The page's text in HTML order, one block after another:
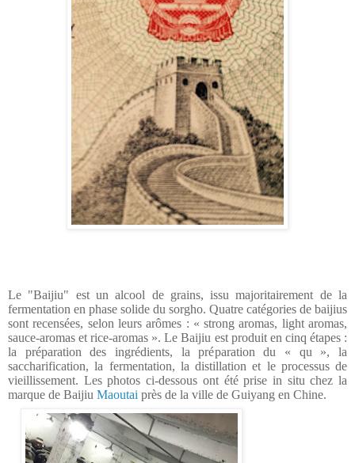
Le "Baijiu" est un alcool de grains, issu majoritairement de la
fermentation en phase solide du sorgho. Quatre catégories de baijius
sont recensées, selon leurs arômes : « strong aromas, light aromas,
sauce-aromas et rice-aromas ».Le Baijiu est produit en cinq étapes :
la préparation des ingrédients, la préparation du « qu », la
saccharification, la fermentation, la distillation et le processus de
vieillissement. Les photos ci-dessous ont été prise in situ chez la
marque de Baijiu Maoutai près de la ville de Guiyang en Chine.